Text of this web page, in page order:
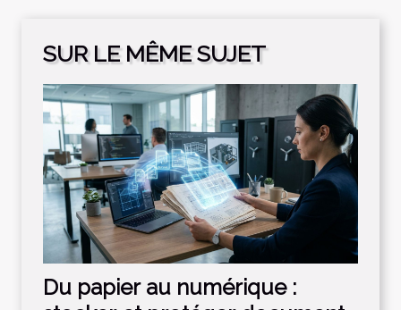
SUR LE MÊME SUJET
Du papier au numérique :